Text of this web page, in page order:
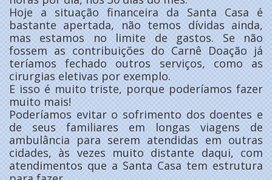
Hoje a situação financeira da Santa Casa é
bastante apertada, não temos dívidas ainda,
mas estamos no limite de gastos. Se não
fossem as contribuições do Carnê Doação já
teríamos fechado outros serviços, como as
cirurgias eletivas por exemplo.
E isso é muito triste, porque poderíamos fazer
muito mais!
Poderíamos evitar o sofrimento dos doentes e
de seus familiares em longas viagens de
ambulância para serem atendidas em outras
cidades, às vezes muito distante daqui, com
atendimentos que a Santa Casa tem estrutura